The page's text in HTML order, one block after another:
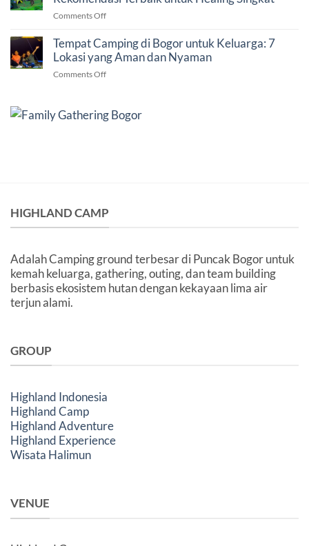
Memilih
Venue
Gathering
dan
di
Bogor
Comments Offon
Camping
Dekat
Jakarta
untuk
Terbaik
Tempat Camping di Bogor untuk Keluarga: 7
Lokasi yang Aman dan Nyaman
Comments Offon
di
Bogor
dan
HIGHLAND CAMP
Adalah Camping ground terbesar di Puncak Bogor untuk
kemah keluarga, gathering, outing, dan team building
berbasis ekosistem hutan dengan kekayaan lima air
terjun alami.
GROUP
Highland Indonesia
Highland Camp
Highland Adventure
Highland Experience
Wisata Halimun
VENUE